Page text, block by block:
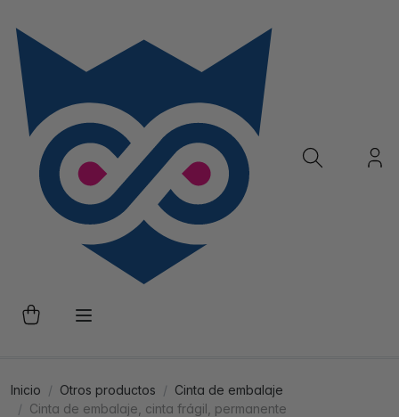
Inicio Otros productos
Cinta de embalaje
Cinta de embalaje, cinta frágil, permanente